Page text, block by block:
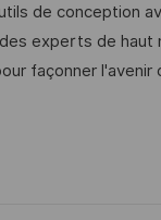
p
l
e
r
í
a
de conception
experts de haut
façonner l'avenir